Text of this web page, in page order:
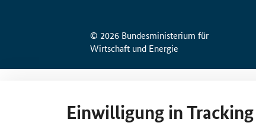
© 2026 Bundesministerium für
Wirtschaft und Energie
Einwilligung in